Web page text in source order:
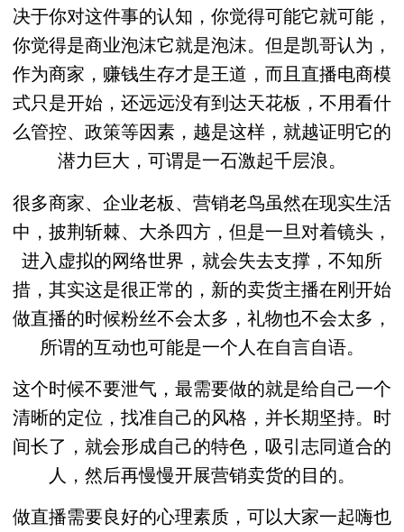
决于你对这件事的认知，你觉得可能它就可能，
你觉得是商业泡沫它就是泡沫。但是凯哥认为，
作为商家，赚钱生存才是王道，而且直播电商模
式只是开始，还远远没有到达天花板，不用看什
么管控、政策等因素，越是这样，就越证明它的
潜力巨大，可谓是一石激起千层浪。
很多商家、企业老板、营销老鸟虽然在现实生活
中，披荆斩棘、大杀四方，但是一旦对着镜头，
进入虚拟的网络世界，就会失去支撑，不知所
措，其实这是很正常的，新的卖货主播在刚开始
做直播的时候粉丝不会太多，礼物也不会太多，
所谓的互动也可能是一个人在自言自语。
这个时候不要泄气，最需要做的就是给自己一个
清晰的定位，找准自己的风格，并长期坚持。时
间长了，就会形成自己的特色，吸引志同道合的
人，然后再慢慢开展营销卖货的目的。
做直播需要良好的心理素质，可以大家一起嗨也